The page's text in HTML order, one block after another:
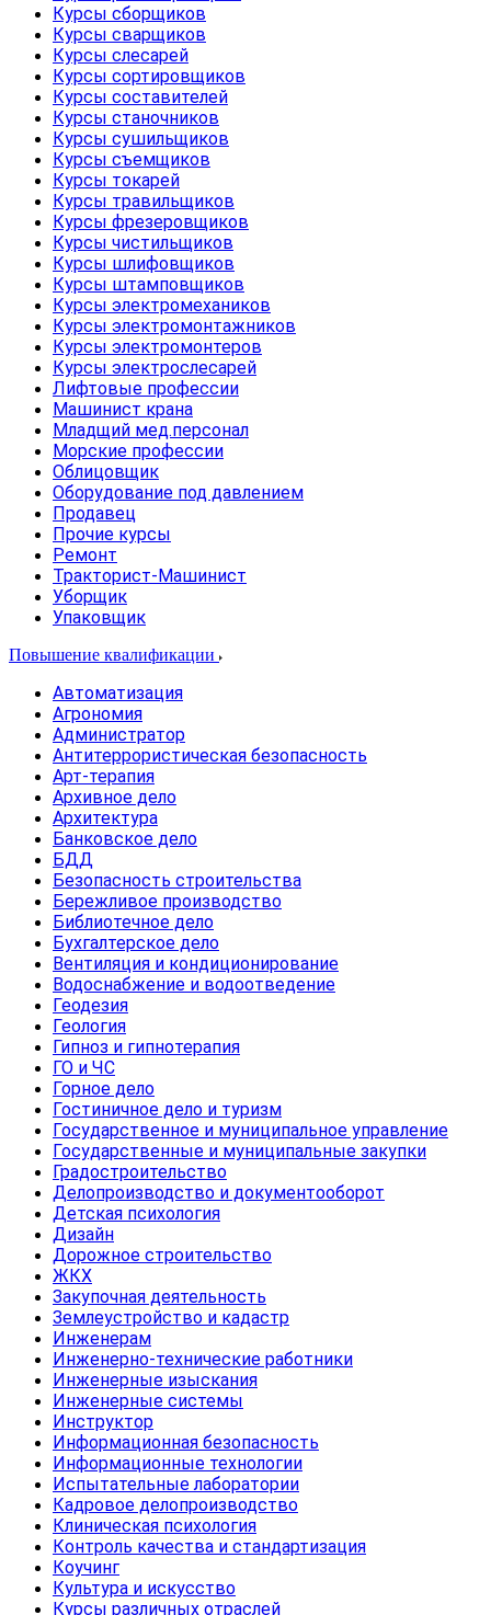
Курсы сборщиков
Курсы сварщиков
Курсы слесарей
Курсы сортировщиков
Курсы составителей
Курсы станочников
Курсы сушильщиков
Курсы съемщиков
Курсы токарей
Курсы травильщиков
Курсы фрезеровщиков
Курсы чистильщиков
Курсы шлифовщиков
Курсы штамповщиков
Курсы электромехаников
Курсы электромонтажников
Курсы электромонтеров
Курсы электрослесарей
Лифтовые профессии
Машинист крана
Младщий мед.персонал
Морские профессии
Облицовщик
Оборудование под давлением
Продавец
Прочие курсы
Ремонт
Тракторист-Машинист
Уборщик
Упаковщик
Повышение квалификации
Автоматизация
Агрономия
Администратор
Антитеррористическая безопасность
Арт-терапия
Архивное дело
Архитектура
Банковское дело
БДД
Безопасность строительства
Бережливое производство
Библиотечное дело
Бухгалтерское дело
Вентиляция и кондиционирование
Водоснабжение и водоотведение
Геодезия
Геология
Гипноз и гипнотерапия
ГО и ЧС
Горное дело
Гостиничное дело и туризм
Государственное и муниципальное управление
Государственные и муниципальные закупки
Градостроительство
Делопроизводство и документооборот
Детская психология
Дизайн
Дорожное строительство
ЖКХ
Закупочная деятельность
Землеустройство и кадастр
Инженерам
Инженерно-технические работники
Инженерные изыскания
Инженерные системы
Инструктор
Информационная безопасность
Информационные технологии
Испытательные лаборатории
Кадровое делопроизводство
Клиническая психология
Контроль качества и стандартизация
Коучинг
Культура и искусство
Курсы различных отраслей